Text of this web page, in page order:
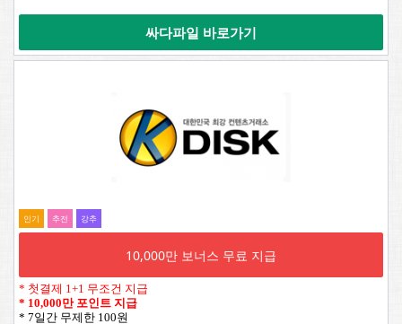
싸다파일 바로가기
인기 추전 강추
10,000만 보너스 무료 지급
* 첫결제 1+1 무조건 지급
* 10,000만 포인트 지급
* 7일간 무제한 100원